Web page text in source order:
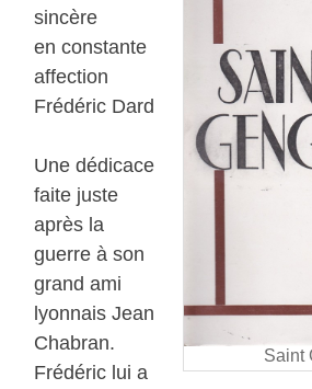
Saint
sincère
en constante
affection
Frédéric Dard
Une dédicace
faite juste
après la
guerre à son
grand ami
lyonnais Jean
Chabran.
Frédéric lui a